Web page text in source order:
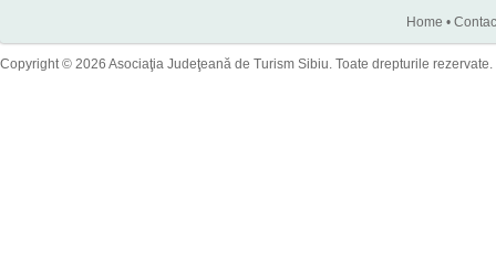
Home •
Copyright © 2026 Asociaţia Judeţeană de Turism Sibiu. Toate drepturile rezervate.